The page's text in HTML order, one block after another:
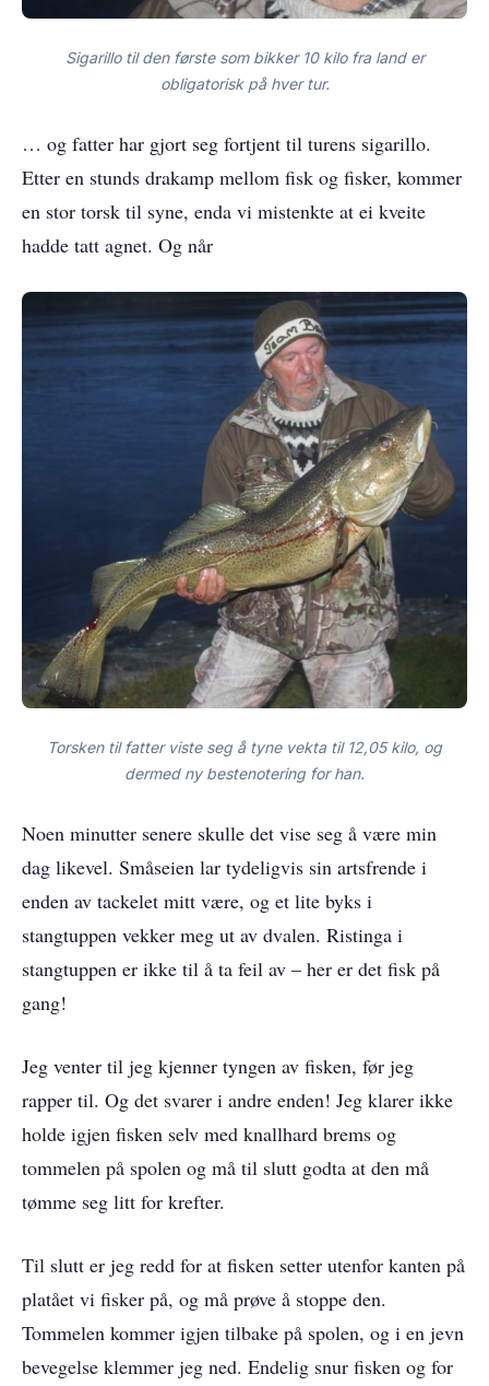
Sigarillo til den første som bikker 10 kilo fra land er
obligatorisk på hver tur.
… og fatter har gjort seg fortjent til turens sigarillo.
Etter en stunds drakamp mellom fisk og fisker, kommer
en stor torsk til syne, enda vi mistenkte at ei kveite
hadde tatt agnet. Og når
Torsken til fatter viste seg å tyne vekta til 12,05 kilo, og
dermed ny bestenotering for han.
Noen minutter senere skulle det vise seg å være min
dag likevel. Småseien lar tydeligvis sin artsfrende i
enden av tackelet mitt være, og et lite byks i
stangtuppen vekker meg ut av dvalen. Ristinga i
stangtuppen er ikke til å ta feil av – her er det fisk på
gang!
Jeg venter til jeg kjenner tyngen av fisken, før jeg
rapper til. Og det svarer i andre enden! Jeg klarer ikke
holde igjen fisken selv med knallhard brems og
tommelen på spolen og må til slutt godta at den må
tømme seg litt for krefter.
Til slutt er jeg redd for at fisken setter utenfor kanten på
platået vi fisker på, og må prøve å stoppe den.
Tommelen kommer igjen tilbake på spolen, og i en jevn
bevegelse klemmer jeg ned. Endelig snur fisken og for